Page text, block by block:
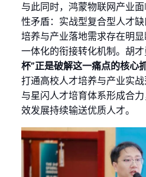
与此同时，鸿蒙物联网产业
性矛盾：实战型复合型人才
培养与产业落地需求存在明
一体化的衔接转化机制。胡才
杯”正是破解这一痛点的核心
打通高校人才培养与产业实战
与星闪人才培育体系形成合
效发展持续输送优质人才。